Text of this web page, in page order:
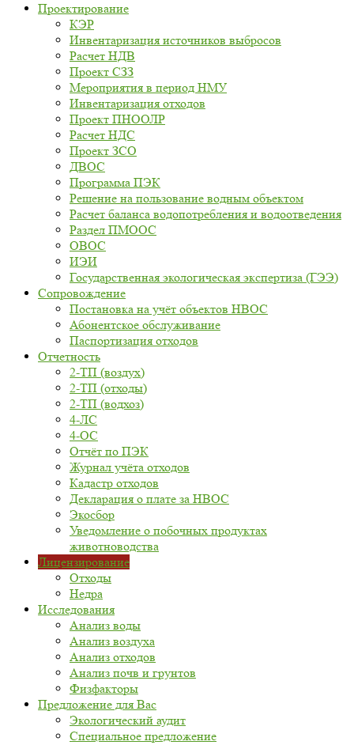
Проектирование
КЭР
Инвентаризация источников выбросов
Расчет НДВ
Проект СЗЗ
Мероприятия в период НМУ
Инвентаризация отходов
Проект ПНООЛР
Расчет НДС
Проект ЗСО
ДВОС
Программа ПЭК
Решение на пользование водным объектом
Расчет баланса водопотребления и водоотведения
Раздел ПМООС
ОВОС
ИЭИ
Государственная экологическая экспертиза (ГЭЭ)
Сопровождение
Постановка на учёт объектов НВОС
Абонентское обслуживание
Паспортизация отходов
Отчетность
2-ТП (воздух)
2-ТП (отходы)
2-ТП (водхоз)
4-ЛС
4-ОС
Отчёт по ПЭК
Журнал учёта отходов
Кадастр отходов
Декларация о плате за НВОС
Экосбор
Уведомление о побочных продуктах
животноводства
Лицензирование
Отходы
Недра
Исследования
Анализ воды
Анализ воздуха
Анализ отходов
Анализ почв и грунтов
Физфакторы
Предложение для Вас
Экологический аудит
Специальное предложение